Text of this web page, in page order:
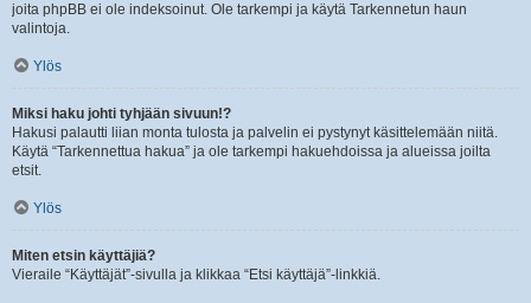
joita phpBB ei ole indeksoinut. Ole tarkempi ja käytä Tarkennetun haun
valintoja.
Ylös
Miksi haku johti tyhjään sivuun!?
Hakusi palautti liian monta tulosta ja palvelin ei pystynyt käsittelemään niitä.
Käytä “Tarkennettua hakua” ja ole tarkempi hakuehdoissa ja alueissa joilta
etsit.
Ylös
Miten etsin käyttäjiä?
Vieraile “Käyttäjät”-sivulla ja klikkaa “Etsi käyttäjä”-linkkiä.